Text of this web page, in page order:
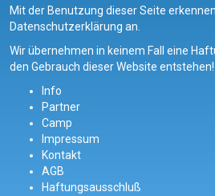
Mit der Benutzung dieser Seite
Datenschutzerklärung an.
Wir übernehmen in keinem Fall eine
den Gebrauch dieser Website entstehen!
Info
Partner
Camp
Impressum
Kontakt
AGB
Haftungsausschluß